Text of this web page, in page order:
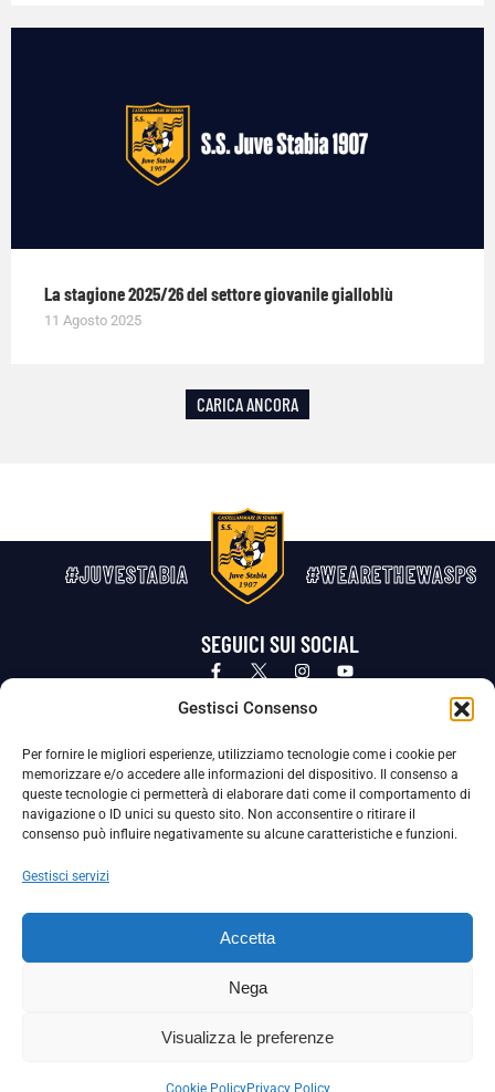
Gestisci Consenso
Per fornire le migliori esperienze, utilizziamo tecnologie come i cookie per
memorizzare e/o accedere alle informazioni del dispositivo. Il consenso a
queste tecnologie ci permetterà di elaborare dati come il comportamento di
navigazione o ID unici su questo sito. Non acconsentire o ritirare il
consenso può influire negativamente su alcune caratteristiche e funzioni.
Gestisci servizi
Accetta
Nega
Visualizza le preferenze
Cookie PolicyPrivacy Policy
La stagione 2025/26 del settore giovanile gialloblù
11 Agosto 2025
CARICA ANCORA
#JUVESTABIA #WEARETHEWASPS
SEGUICI SUI SOCIAL
Privacy Policy Cookie Policy
La Società ha nominato il Responsabile della Protezione dei Dati Personali (DPO), figura specializzata che vigila sulle modalità
adottate dalla nostra Società per tutelare i Suoi dati personali.
Per contattare il DPO può scrivere a
La Società ha inoltre adottato un proprio Codice Etico, consultabile al seguente link:
Scarica il Codice Etico